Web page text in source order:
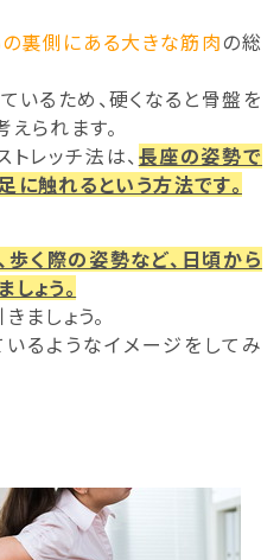
裏側にある大きな筋肉の総
いるため、硬くなると骨盤を
られます。
レッチ法は、 長座の姿勢で
に触れるという方法です。
歩く際の姿勢など、日頃から
ょう。
ましょう。
るようなイメージをしてみ